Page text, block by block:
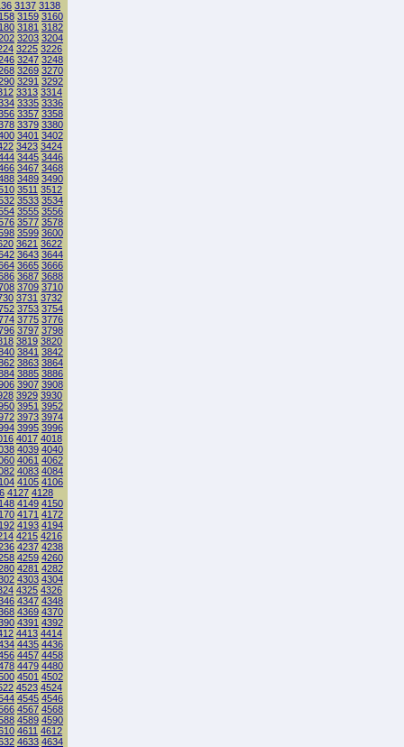
3137 3138
3159 3160
3181 3182
3203 3204
3225 3226
3247 3248
3269 3270
3291 3292
3313 3314
3335 3336
3357 3358
3379 3380
3401 3402
3423 3424
3445 3446
3467 3468
3489 3490
3511 3512
3533 3534
3555 3556
3577 3578
3599 3600
3621 3622
3643 3644
3665 3666
3687 3688
3709 3710
3731 3732
3753 3754
3775 3776
3797 3798
3819 3820
3841 3842
3863 3864
3885 3886
3907 3908
3929 3930
3951 3952
3973 3974
3995 3996
4017 4018
4039 4040
4061 4062
4083 4084
4105 4106
4127 4128
4149 4150
4171 4172
4193 4194
4215 4216
4237 4238
4259 4260
4281 4282
4303 4304
4325 4326
4347 4348
4369 4370
4391 4392
4413 4414
4435 4436
4457 4458
4479 4480
4501 4502
4523 4524
4545 4546
4567 4568
4589 4590
4611 4612
4633 4634